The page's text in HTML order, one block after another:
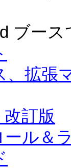
ブース
、拡張
訂版
ール＆